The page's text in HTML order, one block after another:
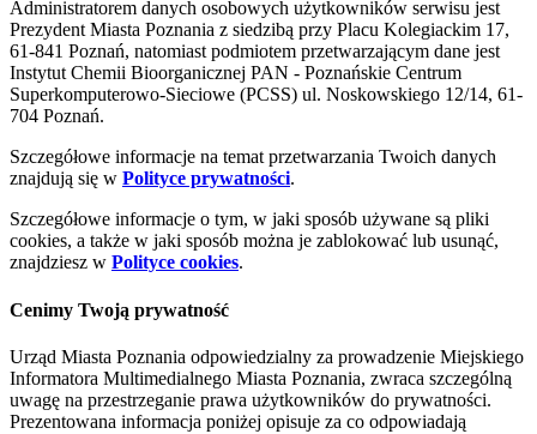
Administratorem danych osobowych użytkowników serwisu jest
Prezydent Miasta Poznania z siedzibą przy Placu Kolegiackim 17,
61-841 Poznań, natomiast podmiotem przetwarzającym dane jest
Instytut Chemii Bioorganicznej PAN - Poznańskie Centrum
Superkomputerowo-Sieciowe (PCSS) ul. Noskowskiego 12/14, 61-
704 Poznań.
Szczegółowe informacje na temat przetwarzania Twoich danych
znajdują się w Polityce prywatności.
Szczegółowe informacje o tym, w jaki sposób używane są pliki
cookies, a także w jaki sposób można je zablokować lub usunąć,
znajdziesz w Polityce cookies.
Cenimy Twoją prywatność
Urząd Miasta Poznania odpowiedzialny za prowadzenie Miejskiego
Informatora Multimedialnego Miasta Poznania, zwraca szczególną
uwagę na przestrzeganie prawa użytkowników do prywatności.
Prezentowana informacja poniżej opisuje za co odpowiadają